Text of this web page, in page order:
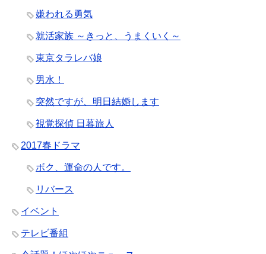
嫌われる勇気
就活家族 ～きっと、うまくいく～
東京タラレバ娘
男水！
突然ですが、明日結婚します
視覚探偵 日暮旅人
2017春ドラマ
ボク、運命の人です。
リバース
イベント
テレビ番組